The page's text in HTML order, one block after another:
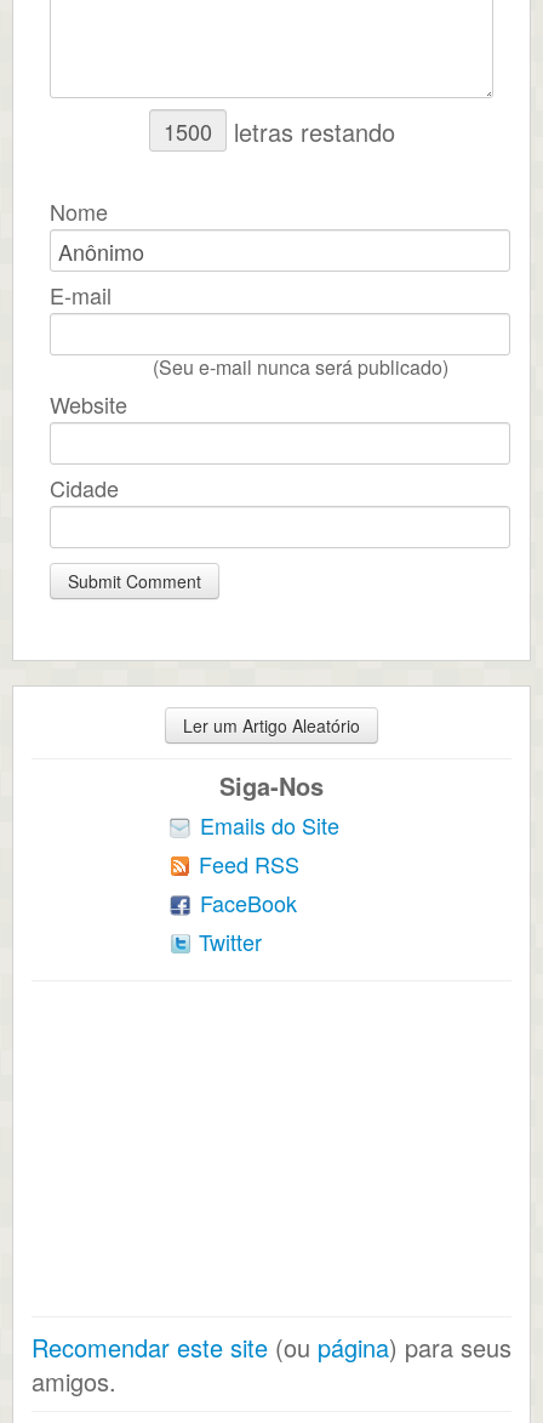
letras restando
Nome
E-mail
(Seu e-mail nunca será publicado)
Website
Cidade
Ler um Artigo Aleatório
Siga-Nos
Emails do Site
Feed RSS
FaceBook
Twitter
Recomendar este site (ou página) para seus
amigos.